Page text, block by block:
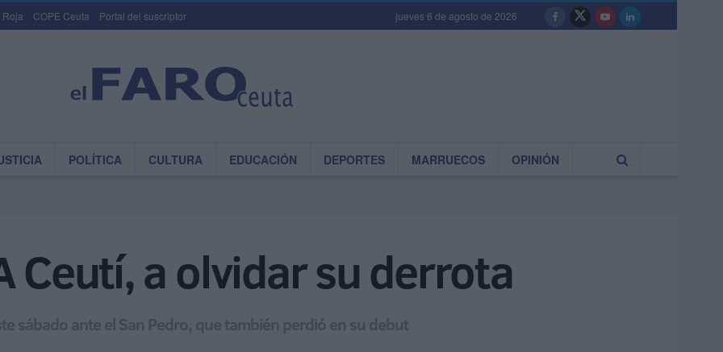
Roja COPE Ceuta Portal del suscriptor jueves 6 de agosto de 2026
POLÍTICA CULTURA EDUCACIÓN DEPORTES MARRUECOS OPINIÓN
Ceutí, a olvidar su derrota
sábado ante el San Pedro, que también perdió en su debut